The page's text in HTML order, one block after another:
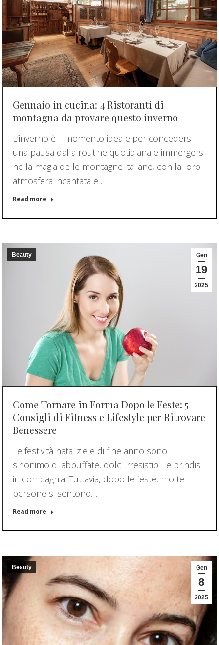
Gennaio in cucina: 4 Ristoranti di
montagna da provare questo inverno
L’inverno è il momento ideale per concedersi
una pausa dalla routine quotidiana e immergersi
nella magia delle montagne italiane, con la loro
atmosfera incantata e…
Read more
Gen
19
2025
Beauty
Come Tornare in Forma Dopo le Feste: 5
Consigli di Fitness e Lifestyle per Ritrovare
Benessere
Le festività natalizie e di fine anno sono
sinonimo di abbuffate, dolci irresistibili e brindisi
in compagnia. Tuttavia, dopo le feste, molte
persone si sentono…
Read more
Gen
8
2025
Beauty